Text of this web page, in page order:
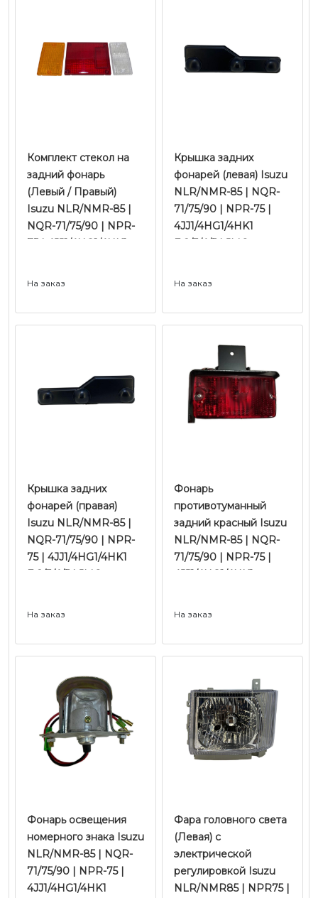
Комплект стекол на
задний фонарь
(Левый / Правый)
Isuzu NLR/NMR-85 |
NQR-71/75/90 | NPR-
75 | 4JJ1/4HG1/4HK1
На заказ
Крышка задних
фонарей (левая) Isuzu
NLR/NMR-85 | NQR-
71/75/90 | NPR-75 |
4JJ1/4HG1/4HK1
Е-2/3/4/5 | JMC
На заказ
Крышка задних
фонарей (правая)
Isuzu NLR/NMR-85 |
NQR-71/75/90 | NPR-
75 | 4JJ1/4HG1/4HK1
Е-2/3/4/5 | JMC
На заказ
Фонарь
противотуманный
задний красный Isuzu
NLR/NMR-85 | NQR-
71/75/90 | NPR-75 |
4JJ1/4HG1/4HK1
На заказ
Фонарь освещения
номерного знака Isuzu
NLR/NMR-85 | NQR-
71/75/90 | NPR-75 |
4JJ1/4HG1/4HK1
Фара головного света
(Левая) с
электрической
регулировкой Isuzu
NLR/NMR85 | NPR75 |